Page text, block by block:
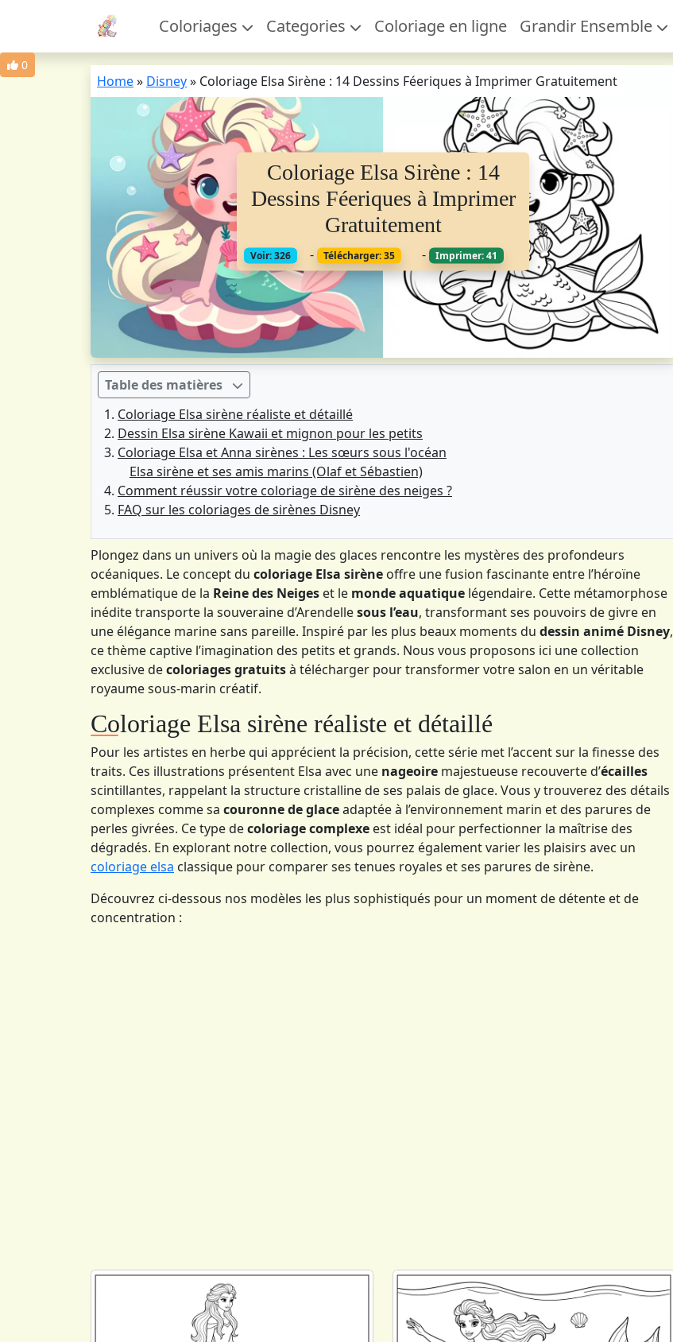
Coloriages Categories Coloriage en ligne Grandir Ensemble
0
Home» Disney» Coloriage Elsa Sirène : 14 Dessins Féeriques à Imprimer Gratuitement
Coloriage Elsa Sirène : 14
Dessins Féeriques à Imprimer
Gratuitement
Voir: 326 - Télécharger: 35 - Imprimer: 41
Table des matières
Coloriage Elsa sirène réaliste et détaillé
Dessin Elsa sirène Kawaii et mignon pour les petits
Coloriage Elsa et Anna sirènes : Les sœurs sous l'océan
Elsa sirène et ses amis marins (Olaf et Sébastien)
Comment réussir votre coloriage de sirène des neiges ?
FAQ sur les coloriages de sirènes Disney
Plongez dans un univers où la magie des glaces rencontre les mystères des profondeurs
océaniques. Le concept du coloriage Elsa sirène offre une fusion fascinante entre l’héroïne
emblématique de la Reine des Neiges et le monde aquatique légendaire. Cette métamorphose
inédite transporte la souveraine d’Arendellesous l’eau, transformant ses pouvoirs de givre en
une élégance marine sans pareille. Inspiré par les plus beaux moments du dessin animé Disney,
ce thème captive l’imagination des petits et grands. Nous vous proposons ici une collection
exclusive decoloriages gratuitsà télécharger pour transformer votre salon en un véritable
royaume sous-marin créatif.
Coloriage Elsa sirène réaliste et détaillé
Pour les artistes en herbe qui apprécient la précision, cette série met l’accent sur la finesse des
traits. Ces illustrations présentent Elsa avec une nageoire majestueuse recouverte d’écailles
scintillantes, rappelant la structure cristalline de ses palais de glace. Vous y trouverez des détails
complexes comme sa couronne de glaceadaptée à l’environnement marin et des parures de
perles givrées. Ce type decoloriage complexe est idéal pour perfectionner la maîtrise des
dégradés. En explorant notre collection, vous pourrez également varier les plaisirs avec un
coloriage elsa classique pour comparer ses tenues royales et ses parures de sirène.
Découvrez ci-dessous nos modèles les plus sophistiqués pour un moment de détente et de
concentration :